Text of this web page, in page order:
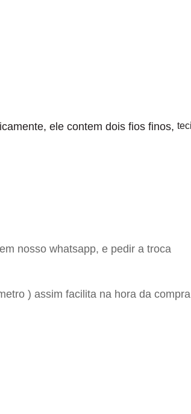
ele contem dois fios finos,
nosso whatsapp, e pedir a troca
) assim facilita na hora da compra